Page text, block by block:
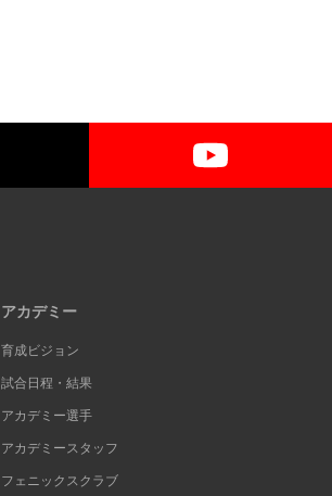
アカデミー
育成ビジョン
試合日程・結果
アカデミー選手
アカデミースタッフ
フェニックスクラブ